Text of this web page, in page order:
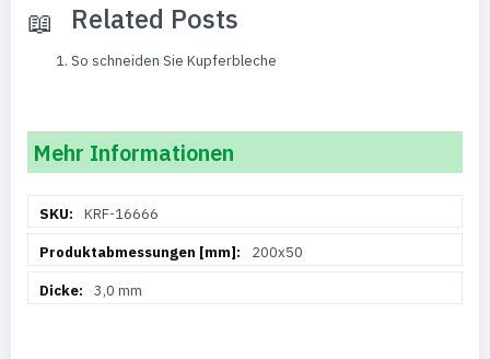
Related Posts
So schneiden Sie Kupferbleche
Mehr Informationen
InformationenKRF-16666
200x50
3,0 mm